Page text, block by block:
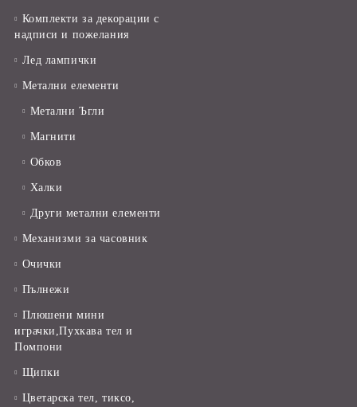
Комплекти за декорации с
надписи и пожелания
Лед лампички
Метални елементи
Метални Ъгли
Магнити
Обков
Халки
Други метални елементи
Механизми за часовник
Очички
Пълнежи
Плюшени мини
играчки,Пухкава тел и
Помпони
Щипки
Цветарска тел, тиксо,